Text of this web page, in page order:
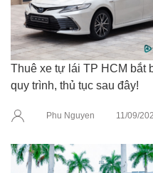
Thuê xe tự lái TP HCM bắt
quy trình, thủ tục sau đây!
Phu Nguyen 11/09/